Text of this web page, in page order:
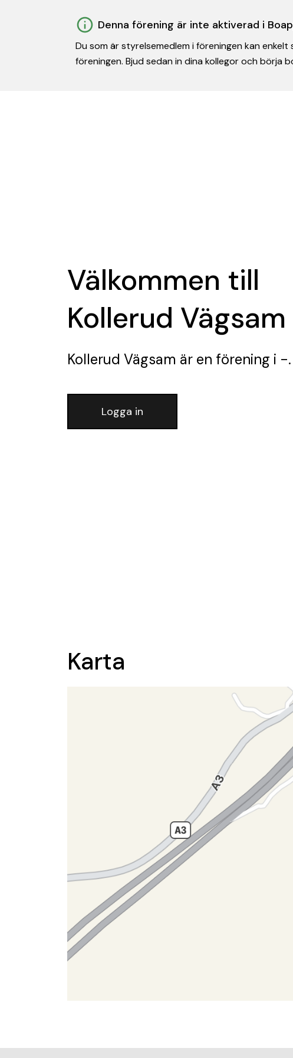
Denna förening är inte aktiverad i
Du som är styrelsemedlem i föreningen kan
föreningen. Bjud sedan in dina kollegor och börja
Välkommen till
Kollerud Vägsam
Kollerud Vägsam är en förening i -.
Logga in
Karta